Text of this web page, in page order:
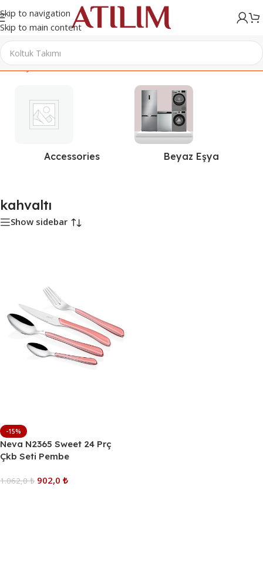
Skip to navigation
Skip to main content
Ana Sayfa/Ürünler “kahvaltı” olarak etiketlendi
Accessories Beyaz Eşya
kahvaltı
Show sidebar
-15%
Neva N2365 Sweet 24 Prç
Çkb Seti Pembe
1.062,0₺ 902,0 ₺